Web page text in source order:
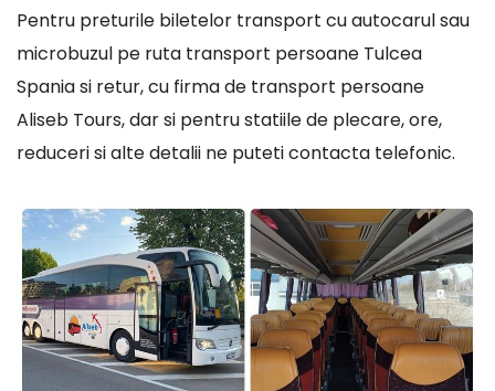
Pentru preturile biletelor transport cu autocarul sau
microbuzul pe ruta transport persoane Tulcea
Spania si retur, cu firma de transport persoane
Aliseb Tours, dar si pentru statiile de plecare, ore,
reduceri si alte detalii ne puteti contacta telefonic.